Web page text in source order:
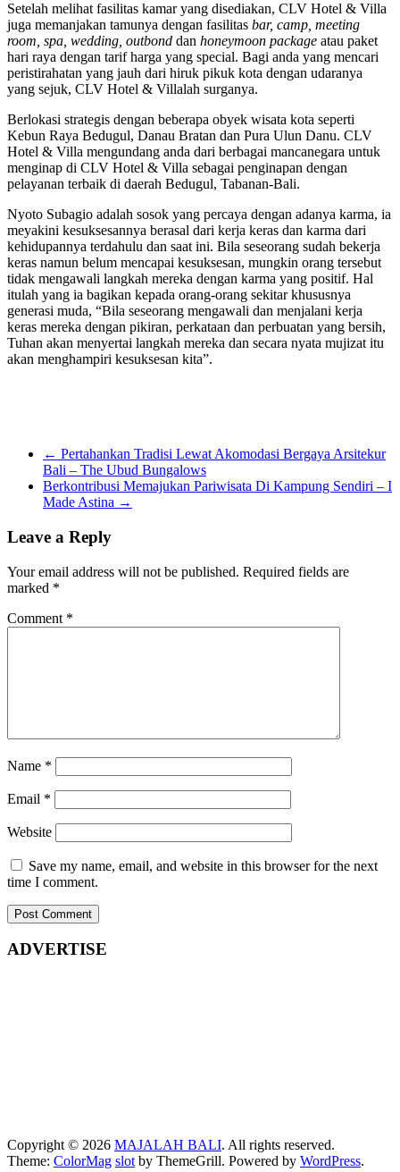
Setelah melihat fasilitas kamar yang disediakan, CLV Hotel & Villa
juga memanjakan tamunya dengan fasilitas bar, camp, meeting
room, spa, wedding, outbond dan honeymoon package atau paket
hari raya dengan tarif harga yang special. Bagi anda yang mencari
peristirahatan yang jauh dari hiruk pikuk kota dengan udaranya
yang sejuk, CLV Hotel & Villalah surganya.
Berlokasi strategis dengan beberapa obyek wisata kota seperti
Kebun Raya Bedugul, Danau Bratan dan Pura Ulun Danu. CLV
Hotel & Villa mengundang anda dari berbagai mancanegara untuk
menginap di CLV Hotel & Villa sebagai penginapan dengan
pelayanan terbaik di daerah Bedugul, Tabanan-Bali.
Nyoto Subagio adalah sosok yang percaya dengan adanya karma, ia
meyakini kesuksesannya berasal dari kerja keras dan karma dari
kehidupannya terdahulu dan saat ini. Bila seseorang sudah bekerja
keras namun belum mencapai kesuksesan, mungkin orang tersebut
tidak mengawali langkah mereka dengan karma yang positif. Hal
itulah yang ia bagikan kepada orang-orang sekitar khususnya
generasi muda, “Bila seseorang mengawali dan menjalani kerja
keras mereka dengan pikiran, perkataan dan perbuatan yang bersih,
Tuhan akan menyertai langkah mereka dan secara nyata mujizat itu
akan menghampiri kesuksesan kita”.
← Pertahankan Tradisi Lewat Akomodasi Bergaya Arsitekur
Bali – The Ubud Bungalows
Berkontribusi Memajukan Pariwisata Di Kampung Sendiri – I
Made Astina →
Leave a Reply
Your email address will not be published. Required fields are
marked *
Comment *
Name *
Email *
Website
Save my name, email, and website in this browser for the next
time I comment.
ADVERTISE
Copyright © 2026 MAJALAH BALI. All rights reserved.
Theme: ColorMag slot by ThemeGrill. Powered by WordPress.